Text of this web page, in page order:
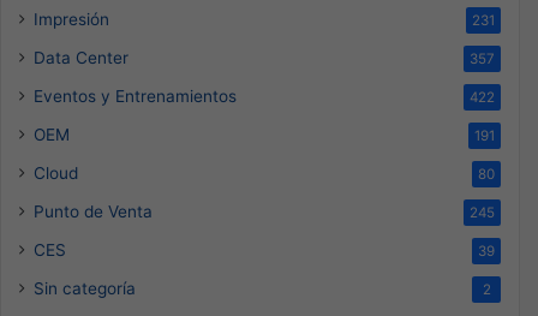
Impresión 231
Data Center 357
Eventos y Entrenamientos 422
OEM 191
Cloud 80
Punto de Venta 245
CES 39
Sin categoría 2